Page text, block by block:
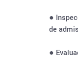
●
de
●